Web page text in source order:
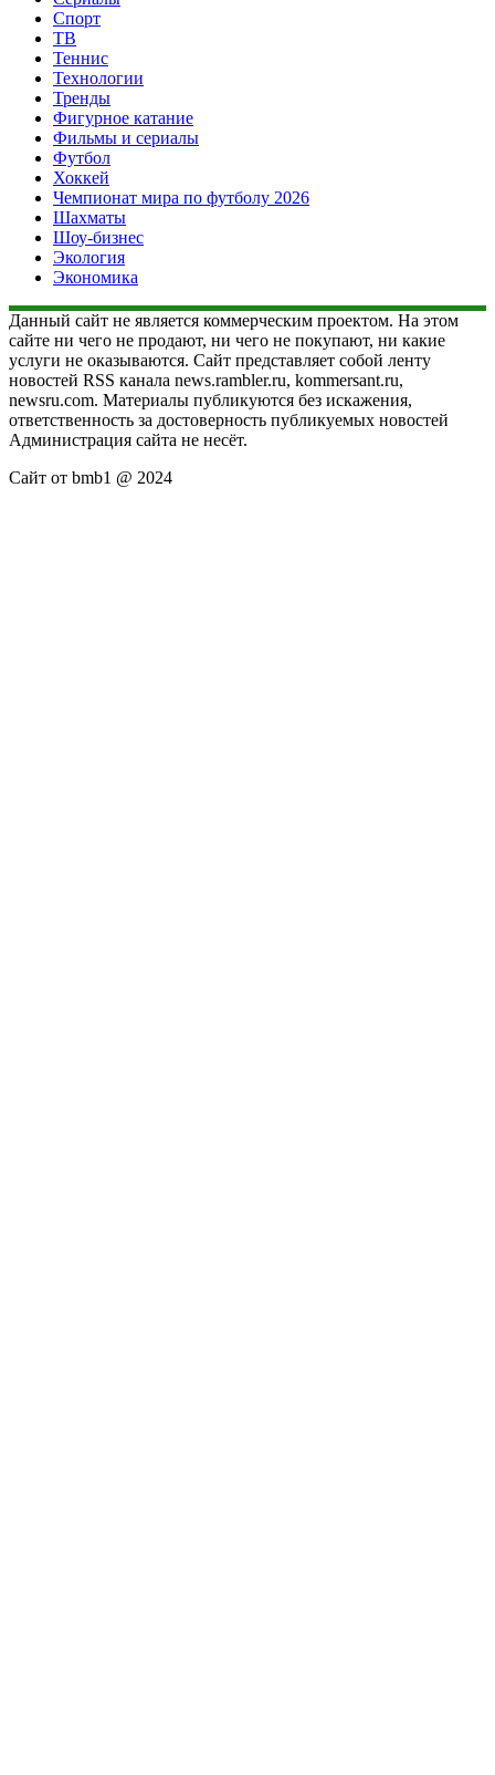
Спорт
ТВ
Теннис
Технологии
Тренды
Фигурное катание
Фильмы и сериалы
Футбол
Хоккей
Чемпионат мира по футболу 2026
Шахматы
Шоу-бизнес
Экология
Экономика
Данный сайт не является коммерческим проектом. На этом
сайте ни чего не продают, ни чего не покупают, ни какие
услуги не оказываются. Сайт представляет собой ленту
новостей RSS канала news.rambler.ru, kommersant.ru,
newsru.com. Материалы публикуются без искажения,
ответственность за достоверность публикуемых новостей
Администрация сайта не несёт.
Сайт от bmb1 @ 2024